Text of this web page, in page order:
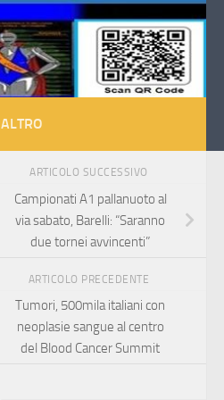
ALTRO
ARTICOLO SUCCESSIVO
Campionati A1 pallanuoto al
via sabato, Barelli: “Saranno
due tornei avvincenti”
ARTICOLO PRECEDENTE
Tumori, 500mila italiani con
neoplasie sangue al centro
del Blood Cancer Summit